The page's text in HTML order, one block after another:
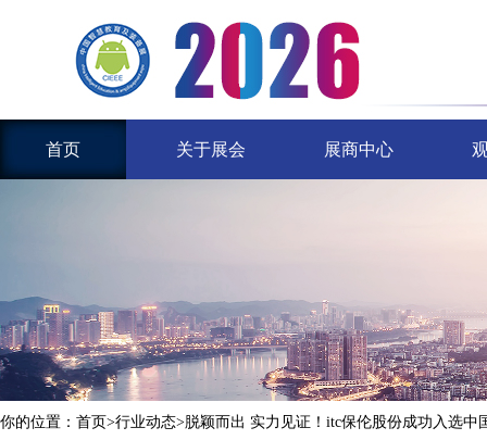
首页 关于展会 展商中心
你的位置： 首页>行业动态>脱颖而出 实力见证！itc保伦股份成功入选中